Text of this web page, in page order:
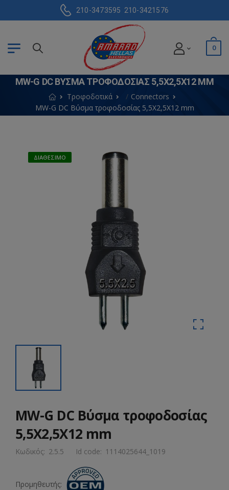
210-3473595 210-3421576
0
MW-G DC ΒΎΣΜΑ ΤΡΟΦΟΔΟΣΊΑΣ 5,5X2,5X12 MM
Τροφοδοτικά
Connectors
MW-G DC Βύσμα τροφοδοσίας 5,5X2,5X12 mm
ΔΙΑΘΈΣΙΜΟ
MW-G DC Βύσμα τροφοδοσίας
5,5X2,5X12 mm
Κωδικός: 2.5.5 Id code: 1114025644_1019
Προμηθευτής: